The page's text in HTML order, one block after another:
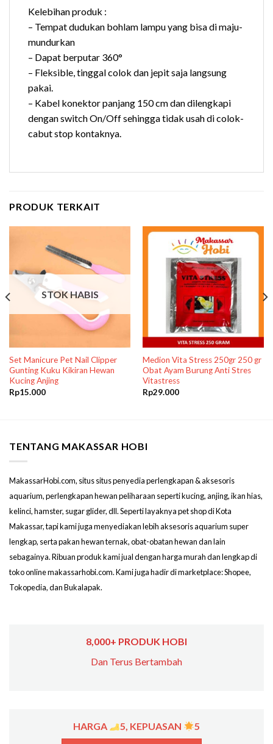
Kelebihan produk :
– Tempat dudukan bohlam lampu yang bisa di maju-
mundurkan
– Dapat berputar 360°
– Fleksible, tinggal colok dan jepit saja langsung
pakai.
– Kabel konektor panjang 150 cm dan dilengkapi
dengan switch On/Off sehingga tidak usah di colok-
cabut stop kontaknya.
PRODUK TERKAIT
STOK HABIS
Set Manicure Pet Nail Clipper
Gunting Kuku Kikiran Hewan
Kucing Anjing
Rp15.000
Medion Vita Stress 250gr 250 gr
Obat Ayam Burung Anti Stres
Vitastress
Rp29.000
TENTANG MAKASSAR HOBI
MakassarHobi.com, situs situs penyedia perlengkapan & aksesoris
aquarium, perlengkapan hewan peliharaan seperti kucing, anjing, ikan hias,
kelinci, hamster, sugar glider, dll. Seperti layaknya pet shop di Kota
Makassar, tapi kami juga menyediakan lebih aksesoris aquarium super
lengkap, serta pakan hewan ternak, obat-obatan hewan dan lain
sebagainya. Ribuan produk kami jual dengan harga murah dan lengkap di
toko online makassarhobi.com. Kami juga hadir di marketplace: Shopee,
Tokopedia, dan Bukalapak.
8,000+ PRODUK HOBI
Dan Terus Bertambah
HARGA 5, KEPUASAN 5